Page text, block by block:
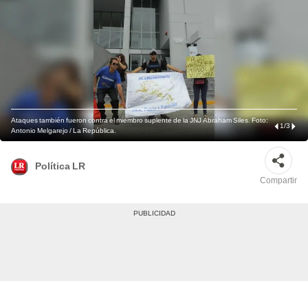
Ataques también fueron contra el miembro suplente de la JNJ Abraham Siles. Foto:
Antonio Melgarejo / La República.
1/3
Política LR
Compartir